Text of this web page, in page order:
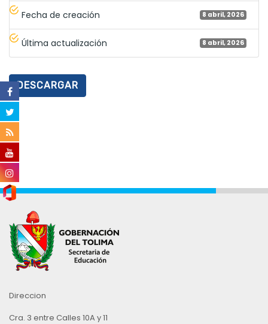
Fecha de creación 8 abril, 2026
Última actualización 8 abril, 2026
DESCARGAR
Direccion
Cra. 3 entre Calles 10A y 11